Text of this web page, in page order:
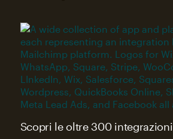
Scopri le oltre 300 integrazioni